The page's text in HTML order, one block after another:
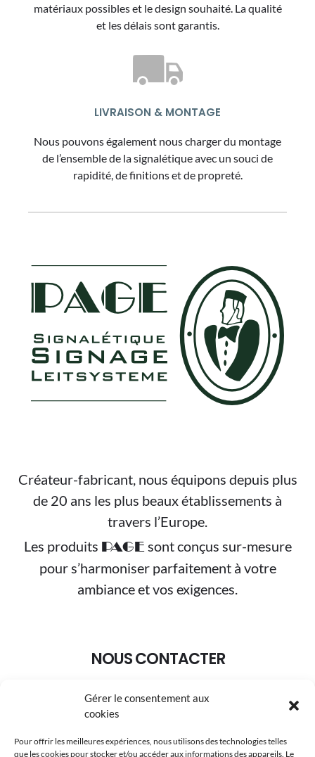
Gérer le consentement aux
cookies
Pour offrir les meilleures expériences, nous utilisons des technologies telles
que les cookies pour stocker et/ou accéder aux informations des appareils. Le
matériaux possibles et le design souhaité. La qualité
et les délais sont garantis.
LIVRAISON & MONTAGE
Nous pouvons également nous charger du montage
de l’ensemble de la signalétique avec un souci de
rapidité, de finitions et de propreté.
Créateur-fabricant, nous équipons depuis plus
de 20 ans les plus beaux établissements à
travers l’Europe.
Les produits PAGEsont conçus sur-mesure
pour s’harmoniser parfaitement à votre
ambiance et vos exigences.
NOUS CONTACTER
+33 (0)3.88.95.02.30